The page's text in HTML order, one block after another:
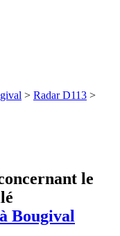
> Radar D113 >
le
Bougival